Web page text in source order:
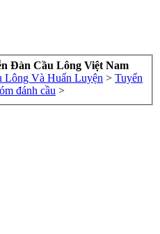
Đàn Cầu Lông Việt Nam
Lông Và Huấn Luyện > Tuyển
đánh cầu >